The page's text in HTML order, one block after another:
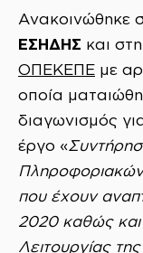
Ανακοινώθηκε
ΕΣΗΔΗΣ και στη
ΟΠΕΚΕΠΕ με
οποία
διαγωνισμός
έργο «
που έχουν
2020 καθώς και
Λειτουργίας